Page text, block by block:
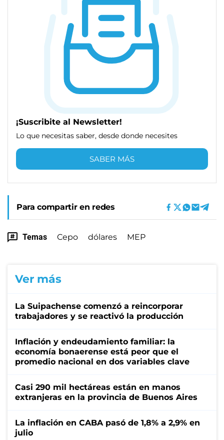
¡Suscribite al Newsletter!
Lo que necesitas saber, desde donde necesites
SABER MÁS
Para compartir en redes
Temas Cepo dólares MEP
Ver más
La Suipachense comenzó a reincorporar
trabajadores y se reactivó la producción
Inflación y endeudamiento familiar: la
economía bonaerense está peor que el
promedio nacional en dos variables clave
Casi 290 mil hectáreas están en manos
extranjeras en la provincia de Buenos Aires
La inflación en CABA pasó de 1,8% a 2,9% en
julio